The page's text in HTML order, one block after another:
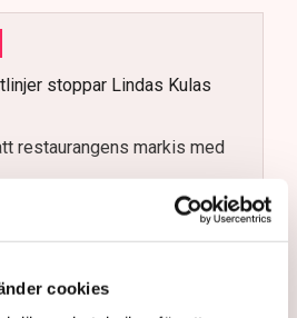
cookies
stoppar Lindas Kulas
restaurangens markis med